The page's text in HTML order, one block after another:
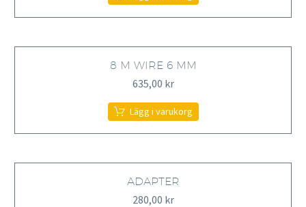
8 M WIRE 6 MM
635,00 kr
Lägg i varukorg
ADAPTER
280,00 kr